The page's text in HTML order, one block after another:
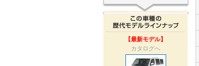
【最新モデル】
カタログへ